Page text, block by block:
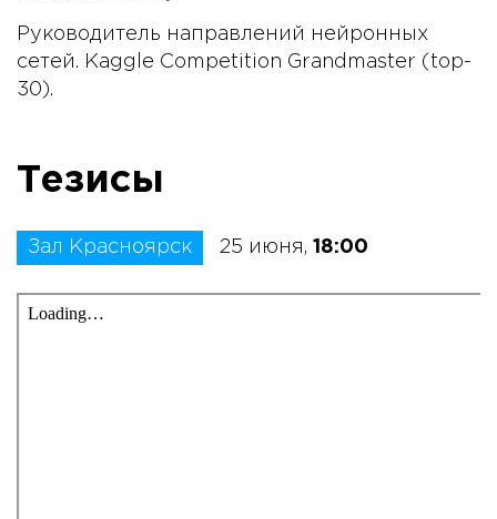
Руководитель направлений нейронных
сетей. Kaggle Competition Grandmaster (top-
30).
Тезисы
Зал Красноярск 25 июня, 18:00